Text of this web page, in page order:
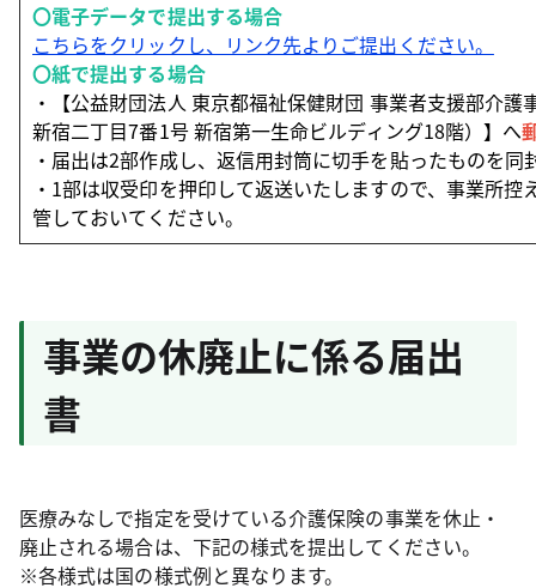
〇電子データで提出する場合
こちらをクリックし、リンク先よりご提出ください。
〇紙で提出する場合
・【公益財団法人 東京都福祉保健財団 事業者支援部介
新宿二丁目7番1号 新宿第一生命ビルディング18階）】へ
・届出は2部作成し、返信用封筒に切手を貼ったものを
・1部は収受印を押印して返送いたしますので、事業所
管しておいてください。
事業の休廃止に係る届出
書
医療みなしで指定を受けている介護保険の事業を休止・
廃止される場合は、下記の様式を提出してください。
※各様式は国の様式例と異なります。